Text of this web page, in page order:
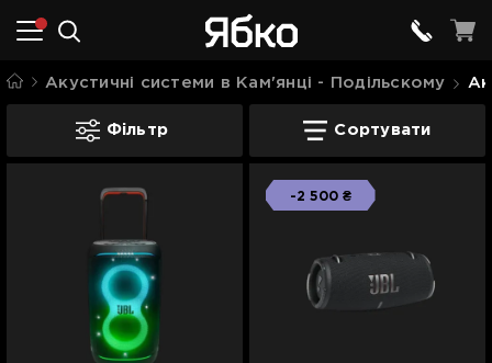
Акустичні системи в Кам'янці - Подільскому
Акустика від JBL в Кам'янці -
Фільтр Сортувати
-2 500 ₴